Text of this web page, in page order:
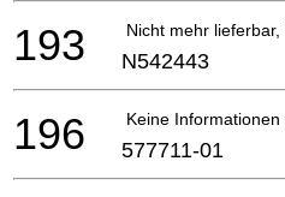
Nicht mehr
193 N542443
Keine Informationen
196 577711-01